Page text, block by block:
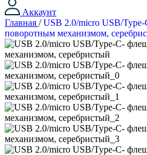
Аккаунт
Главная / USB 2.0/micro USB/
поворотным механизмом,